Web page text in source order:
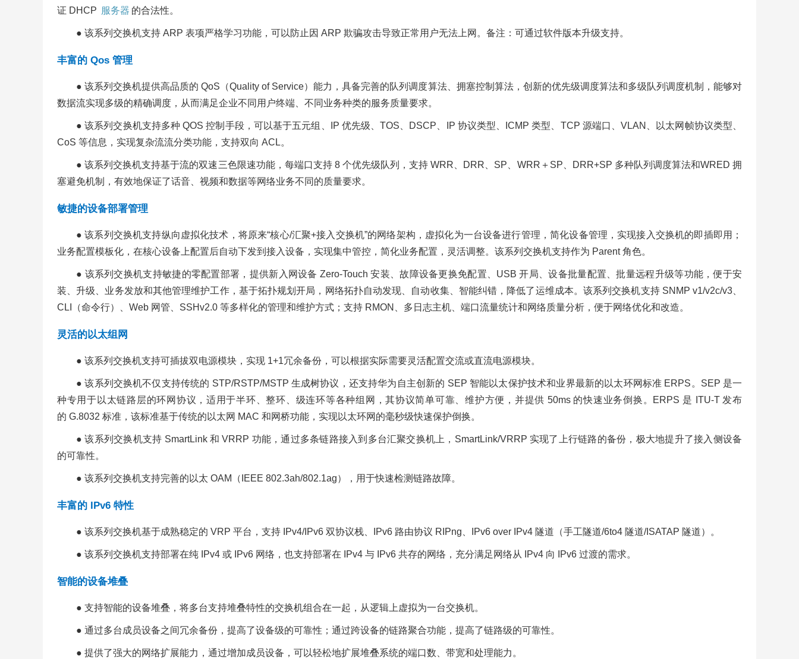
证 DHCP 服务器 的合法性。
● 该系列交换机支持 ARP 表项严格学习功能，可以防止因 ARP 欺骗攻击导致正常用户无法上网。备注：可通过软件版本升级支持。
丰富的 Qos 管理
● 该系列交换机提供高品质的 QoS（Quality of Service）能力，具备完善的队列调度算法、拥塞控制算法，创新的优先级调度算法和多级队列调度机制，能够对
数据流实现多级的精确调度，从而满足企业不同用户终端、不同业务种类的服务质量要求。
● 该系列交换机支持多种 QOS 控制手段，可以基于五元组、IP 优先级、TOS、DSCP、IP 协议类型、ICMP 类型、TCP 源端口、VLAN、以太网帧协议类型、
CoS 等信息，实现复杂流流分类功能，支持双向 ACL。
● 该系列交换机支持基于流的双速三色限速功能，每端口支持 8 个优先级队列，支持 WRR、DRR、SP、WRR＋SP、DRR+SP 多种队列调度算法和WRED 拥
塞避免机制，有效地保证了话音、视频和数据等网络业务不同的质量要求。
敏捷的设备部署管理
● 该系列交换机支持纵向虚拟化技术，将原来“核心/汇聚+接入交换机”的网络架构，虚拟化为一台设备进行管理，简化设备管理，实现接入交换机的即插即用；
业务配置模板化，在核心设备上配置后自动下发到接入设备，实现集中管控，简化业务配置，灵活调整。该系列交换机支持作为 Parent 角色。
● 该系列交换机支持敏捷的零配置部署，提供新入网设备 Zero-Touch 安装、故障设备更换免配置、USB 开局、设备批量配置、批量远程升级等功能，便于安
装、升级、业务发放和其他管理维护工作，基于拓扑规划开局，网络拓扑自动发现、自动收集、智能纠错，降低了运维成本。该系列交换机支持 SNMP v1/v2c/v3、
CLI（命令行）、Web 网管、SSHv2.0 等多样化的管理和维护方式；支持 RMON、多日志主机、端口流量统计和网络质量分析，便于网络优化和改造。
灵活的以太组网
● 该系列交换机支持可插拔双电源模块，实现 1+1冗余备份，可以根据实际需要灵活配置交流或直流电源模块。
● 该系列交换机不仅支持传统的 STP/RSTP/MSTP 生成树协议，还支持华为自主创新的 SEP 智能以太保护技术和业界最新的以太环网标准 ERPS。SEP 是一
种专用于以太链路层的环网协议，适用于半环、整环、级连环等各种组网，其协议简单可靠、维护方便，并提供 50ms 的快速业务倒换。ERPS 是 ITU-T 发布
的 G.8032 标准，该标准基于传统的以太网 MAC 和网桥功能，实现以太环网的毫秒级快速保护倒换。
● 该系列交换机支持 SmartLink 和 VRRP 功能，通过多条链路接入到多台汇聚交换机上，SmartLink/VRRP 实现了上行链路的备份，极大地提升了接入侧设备
的可靠性。
● 该系列交换机支持完善的以太 OAM（IEEE 802.3ah/802.1ag），用于快速检测链路故障。
丰富的 IPv6 特性
● 该系列交换机基于成熟稳定的 VRP 平台，支持 IPv4/IPv6 双协议栈、IPv6 路由协议 RIPng、IPv6 over IPv4 隧道（手工隧道/6to4 隧道/ISATAP 隧道）。
● 该系列交换机支持部署在纯 IPv4 或 IPv6 网络，也支持部署在 IPv4 与 IPv6 共存的网络，充分满足网络从 IPv4 向 IPv6 过渡的需求。
智能的设备堆叠
● 支持智能的设备堆叠，将多台支持堆叠特性的交换机组合在一起，从逻辑上虚拟为一台交换机。
● 通过多台成员设备之间冗余备份，提高了设备级的可靠性；通过跨设备的链路聚合功能，提高了链路级的可靠性。
● 提供了强大的网络扩展能力，通过增加成员设备，可以轻松地扩展堆叠系统的端口数、带宽和处理能力。